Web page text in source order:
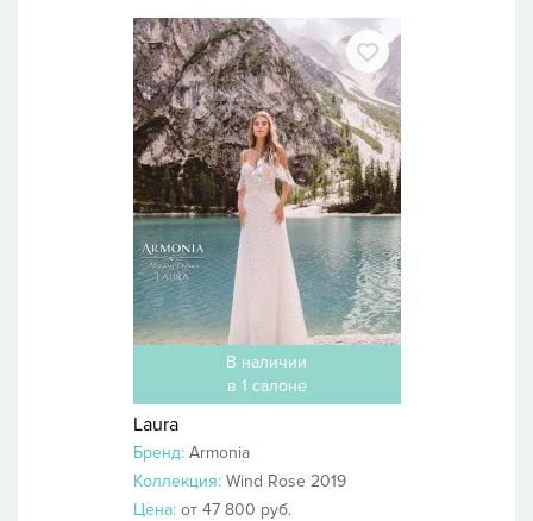
В наличии
в 1 салоне
Laura
Бренд: Armonia
Коллекция: Wind Rose 2019
Цена: от 47 800 руб.